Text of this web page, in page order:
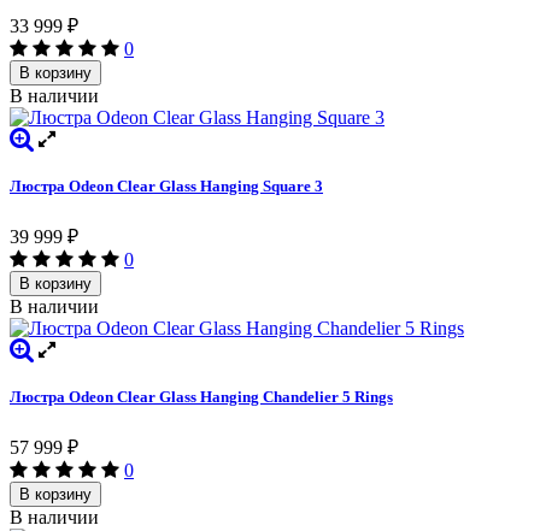
33 999 ₽
0
В корзину
В наличии
Люстра Odeon Clear Glass Hanging Square 3
39 999 ₽
0
В корзину
В наличии
Люстра Odeon Clear Glass Hanging Chandelier 5 Rings
57 999 ₽
0
В корзину
В наличии